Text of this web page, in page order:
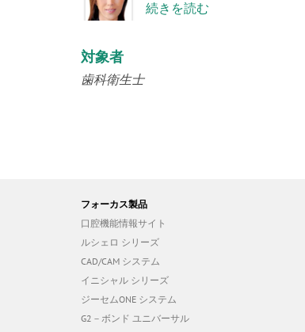
続きを読む
対象者
歯科衛生士
フォーカス製品
口腔機能情報サイト
ルシェロ シリーズ
CAD/CAM システム
イニシャル シリーズ
ジーセムONE システム
G2－ボンド ユニバーサル